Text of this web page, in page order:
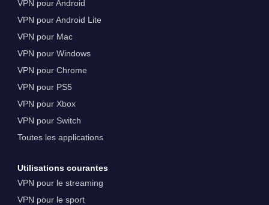
VPN pour Android
VPN pour Android Lite
VPN pour Mac
VPN pour Windows
VPN pour Chrome
VPN pour PS5
VPN pour Xbox
VPN pour Switch
Toutes les applications
Utilisations courantes
VPN pour le streaming
VPN pour le sport